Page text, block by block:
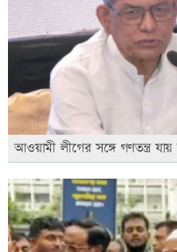
আওয়ামী লীগের সঙ্গে গণতন্ত্র